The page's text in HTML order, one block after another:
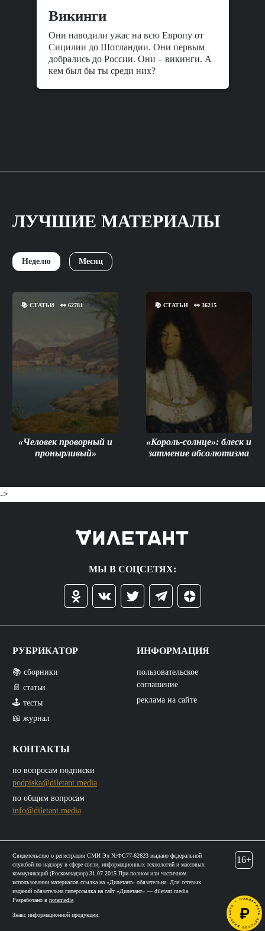
Викинги
Они наводили ужас на всю Европу от
Сицилии до Шотландии. Они первым
добрались до России. Они – викинги. А
кем был бы ты среди них?
ЛУЧШИЕ МАТЕРИАЛЫ
Неделю Месяц
📚 СТАТЬИ 👀 62781
«Человек проворный и
пронырливый»
📚СТАТЬИ 👀36215
«Король-солнце»: блеск и
затмение абсолютизма
->
МЫ В СОЦСЕТЯХ:
РУБРИКАТОР
📚 сборники
📄 статьи
🕹️ тесты
📖 журнал
КОНТАКТЫ
по вопросам подписки
podpiska@diletant.media
по общим вопросам
info@diletant.media
ИНФОРМАЦИЯ
пользовательское
соглашение
реклама на сайте
Свидетельство о регистрации СМИ Эл №ФС77-62623 выдано федеральной
службой по надзору в сфере связи, информационных технологий и массовых
коммуникаций (Роскомнадзор) 31.07.2015 При полном или частичном
использовании материалов ссылка на «Дилетант» обязательна. Для сетевых
изданий обязательна гиперссылка на сайт «Дилетант» — diletant.media.
Разработано в notamedia
Знакс информационной продукции:
16+